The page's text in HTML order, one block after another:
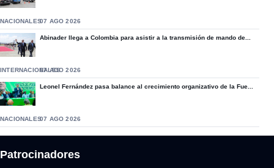
NACIONALES07 AGO 2026
Abinader llega a Colombia para asistir a la transmisión de mando de...
INTERNACIONALES07 AGO 2026
Leonel Fernández pasa balance al crecimiento organizativo de la Fue...
NACIONALES07 AGO 2026
Patrocinadores